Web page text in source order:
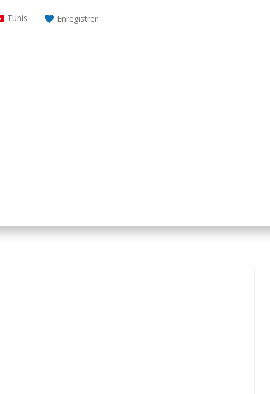
Tunis Enregistrer